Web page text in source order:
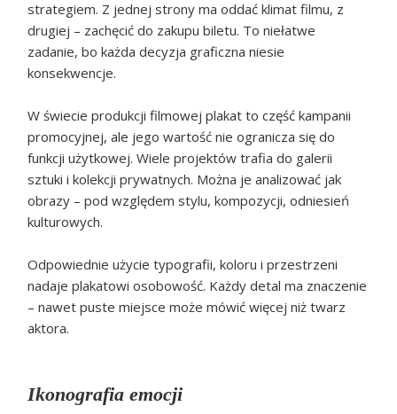
strategiem. Z jednej strony ma oddać klimat filmu, z
drugiej – zachęcić do zakupu biletu. To niełatwe
zadanie, bo każda decyzja graficzna niesie
konsekwencje.
W świecie produkcji filmowej plakat to część kampanii
promocyjnej, ale jego wartość nie ogranicza się do
funkcji użytkowej. Wiele projektów trafia do galerii
sztuki i kolekcji prywatnych. Można je analizować jak
obrazy – pod względem stylu, kompozycji, odniesień
kulturowych.
Odpowiednie użycie typografii, koloru i przestrzeni
nadaje plakatowi osobowość. Każdy detal ma znaczenie
– nawet puste miejsce może mówić więcej niż twarz
aktora.
Ikonografia emocji